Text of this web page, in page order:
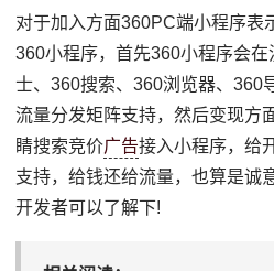
对于加入方面360PC端小程序表
360小程序，首先360小程序会
士、360搜索、360浏览器、360
流量分发矩阵支持，然后变现方
睛搜索竞价广告接入小程序，给
支持，给钱还给流量，也算是诚
开发者可以了解下!